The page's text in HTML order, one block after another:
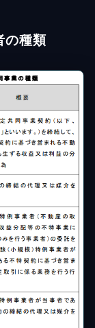
の種類